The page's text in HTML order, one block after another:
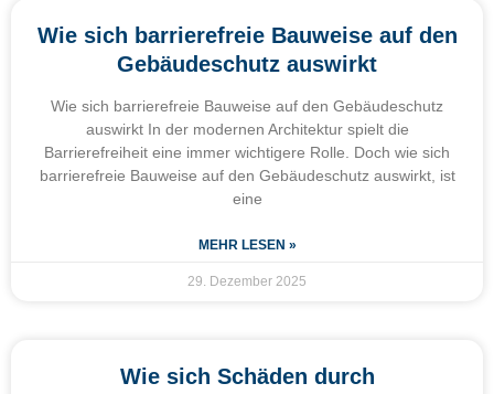
Wie sich barrierefreie Bauweise auf den
Gebäudeschutz auswirkt
Wie sich barrierefreie Bauweise auf den Gebäudeschutz
auswirkt In der modernen Architektur spielt die
Barrierefreiheit eine immer wichtigere Rolle. Doch wie sich
barrierefreie Bauweise auf den Gebäudeschutz auswirkt, ist
eine
MEHR LESEN »
29. Dezember 2025
Wie sich Schäden durch